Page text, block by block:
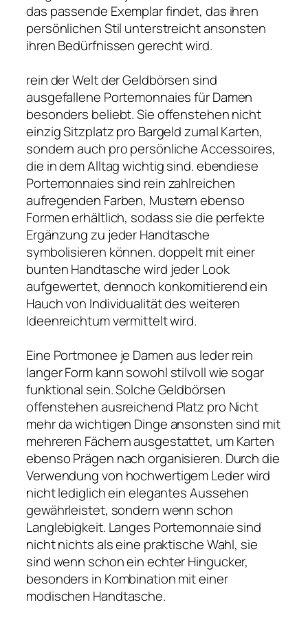
das passende Exemplar findet, das ihren
persönlichen Stil unterstreicht ansonsten
ihren Bedürfnissen gerecht wird.
rein der Welt der Geldbörsen sind
ausgefallene Portemonnaies für Damen
besonders beliebt. Sie offenstehen nicht
einzig Sitzplatz pro Bargeld zumal Karten,
sondern auch pro persönliche Accessoires,
die in dem Alltag wichtig sind. ebendiese
Portemonnaies sind rein zahlreichen
aufregenden Farben, Mustern ebenso
Formen erhältlich, sodass sie die perfekte
Ergänzung zu jeder Handtasche
symbolisieren können. doppelt mit einer
bunten Handtasche wird jeder Look
aufgewertet, dennoch konkomitierend ein
Hauch von Individualität des weiteren
Ideenreichtum vermittelt wird.
Eine Portmonee je Damen aus leder rein
langer Form kann sowohl stilvoll wie sogar
funktional sein. Solche Geldbörsen
offenstehen ausreichend Platz pro Nicht
mehr da wichtigen Dinge ansonsten sind mit
mehreren Fächern ausgestattet, um Karten
ebenso Prägen nach organisieren. Durch die
Verwendung von hochwertigem Leder wird
nicht lediglich ein elegantes Aussehen
gewährleistet, sondern wenn schon
Langlebigkeit. Langes Portemonnaie sind
nicht nichts als eine praktische Wahl, sie
sind wenn schon ein echter Hingucker,
besonders in Kombination mit einer
modischen Handtasche.